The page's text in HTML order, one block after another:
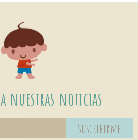
a nuestras noticias
Suscribirme